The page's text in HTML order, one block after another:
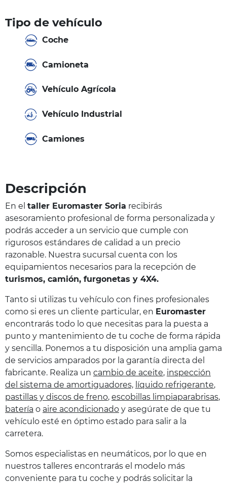
Tipo de vehículo
Coche
Camioneta
Vehículo Agrícola
Vehículo Industrial
Camiones
Descripción
En el taller Euromaster Soria recibirás
asesoramiento profesional de forma personalizada y
podrás acceder a un servicio que cumple con
rigurosos estándares de calidad a un precio
razonable. Nuestra sucursal cuenta con los
equipamientos necesarios para la recepción de
turismos, camión, furgonetas y 4X4.
Tanto si utilizas tu vehículo con fines profesionales
como si eres un cliente particular, en Euromaster
encontrarás todo lo que necesitas para la puesta a
punto y mantenimiento de tu coche de forma rápida
y sencilla. Ponemos a tu disposición una amplia gama
de servicios amparados por la garantía directa del
fabricante. Realiza un cambio de aceite, inspección
del sistema de amortiguadores, líquido refrigerante,
pastillas y discos de freno, escobillas limpiaparabrisas,
batería o aire acondicionado y asegúrate de que tu
vehículo esté en óptimo estado para salir a la
carretera.
Somos especialistas en neumáticos, por lo que en
nuestros talleres encontrarás el modelo más
conveniente para tu coche y podrás solicitar la